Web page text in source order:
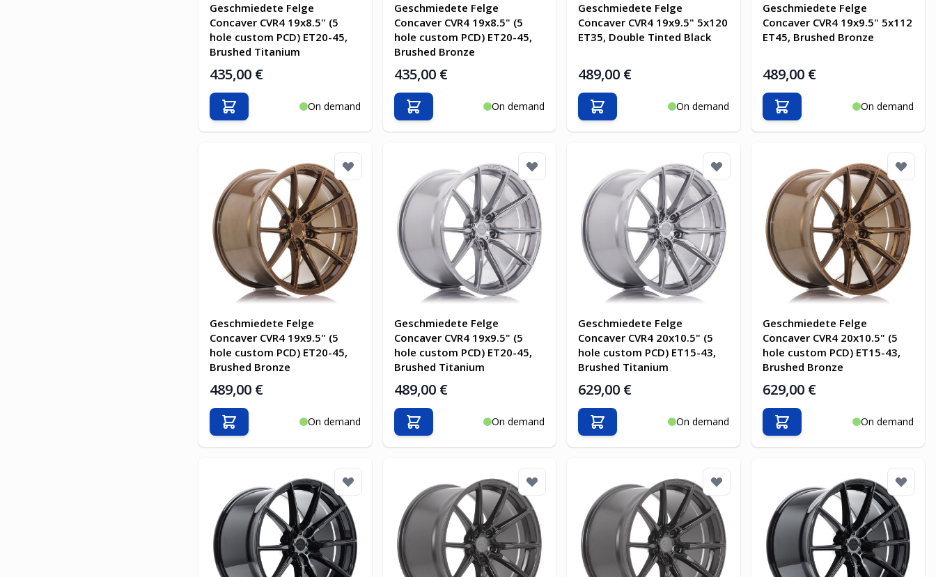
Geschmiedete Felge
Concaver CVR4 19x8.5" (5
hole custom PCD) ET20-45,
Brushed Titanium
435,00 €
On demand
In den Warenkorb
Geschmiedete Felge
Concaver CVR4 19x8.5" (5
hole custom PCD) ET20-45,
Brushed Bronze
435,00 €
On demand
In den Warenkorb
Geschmiedete Felge
Concaver CVR4 19x9.5" 5x120
ET35, Double Tinted Black
489,00 €
On demand
In den Warenkorb
Geschmiedete Felge
Concaver CVR4 19x9.5" 5x112
ET45, Brushed Bronze
489,00 €
On demand
In den Warenkorb
Geschmiedete Felge
Concaver CVR4 19x9.5" (5
hole custom PCD) ET20-45,
Brushed Bronze
489,00 €
On demand
In den Warenkorb
Geschmiedete Felge
Concaver CVR4 19x9.5" (5
hole custom PCD) ET20-45,
Brushed Titanium
489,00 €
On demand
In den Warenkorb
Geschmiedete Felge
Concaver CVR4 20x10.5" (5
hole custom PCD) ET15-43,
Brushed Titanium
629,00 €
On demand
In den Warenkorb
Geschmiedete Felge
Concaver CVR4 20x10.5" (5
hole custom PCD) ET15-43,
Brushed Bronze
629,00 €
On demand
In den Warenkorb